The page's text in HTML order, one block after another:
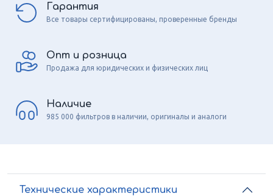
Гарантия
Все товары сертифицированы, проверенные бренды
Опт и розница
Продажа для юридических и физических лиц
Наличие
985 000 фильтров в наличии, оригиналы и аналоги
Технические характеристики